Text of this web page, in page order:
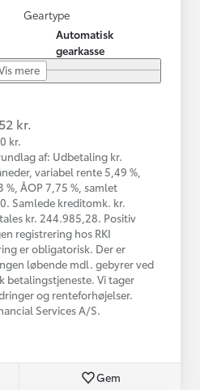
Geartype
Automatisk
gearkasse
mere
kr.
kr.
af: Udbetaling kr.
variabel rente 5,49 %,
ÅOP 7,75 %, samlet
Samlede kreditomk. kr.
kr. 244.985,28. Positiv
registrering hos RKI
er obligatorisk. Der er
løbende mdl. gebyrer ved
betalingstjeneste. Vi tager
og renteforhøjelser.
Services A/S.
Gem